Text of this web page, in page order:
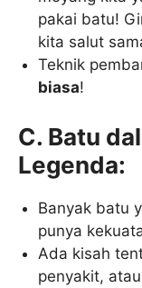
pakai batu!
kita salut
Teknik
biasa!
C. Batu
Legenda:
Banyak batu
punya
Ada kisah
penyakit,